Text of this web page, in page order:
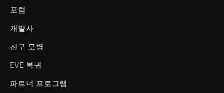
포럼
개발사
친구 모병
EVE 복귀
파트너 프로그램